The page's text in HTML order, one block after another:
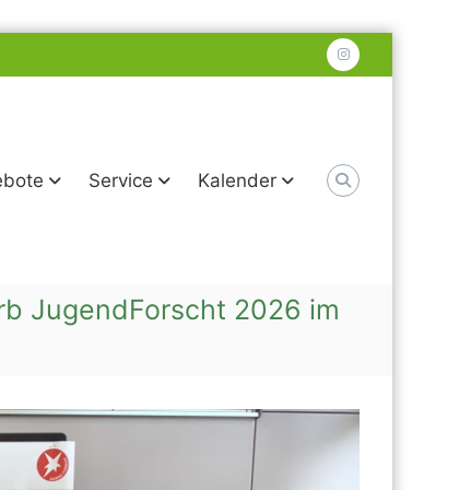
instagram
Service Kalender
JugendForscht 2026 im